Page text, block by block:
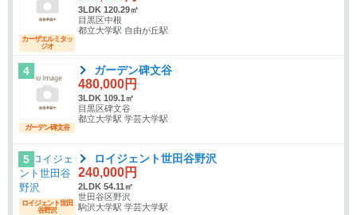
カーザエルミタッ
ジオ
3LDK 120.29㎡
目黒区中根
都立大学駅 自由が丘駅
4
ガーデン碑文谷
ガーデン碑文谷
480,000円
3LDK 109.1㎡
目黒区碑文谷
都立大学駅 学芸大学駅
5
ロイジェント世田
谷野沢
ロイジェント世田谷野沢
240,000円
2LDK 54.11㎡
世田谷区野沢
駒沢大学駅 学芸大学駅